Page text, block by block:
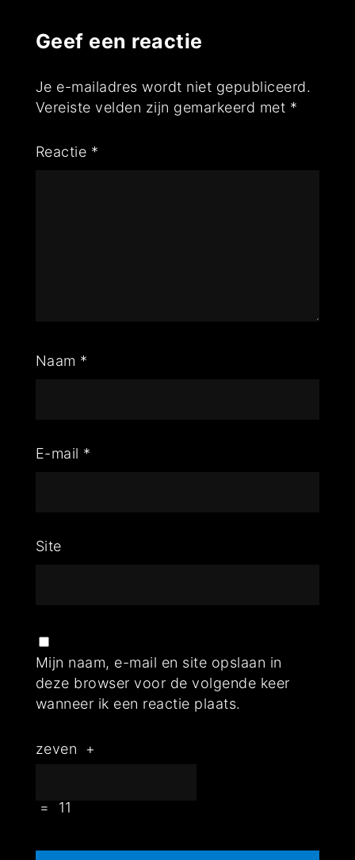
Geef een reactie
Je e-mailadres wordt niet gepubliceerd.
Vereiste velden zijn gemarkeerd met *
Reactie *
Naam *
E-mail *
Site
Mijn naam, e-mail en site opslaan in
deze browser voor de volgende keer
wanneer ik een reactie plaats.
zeven +
= 11